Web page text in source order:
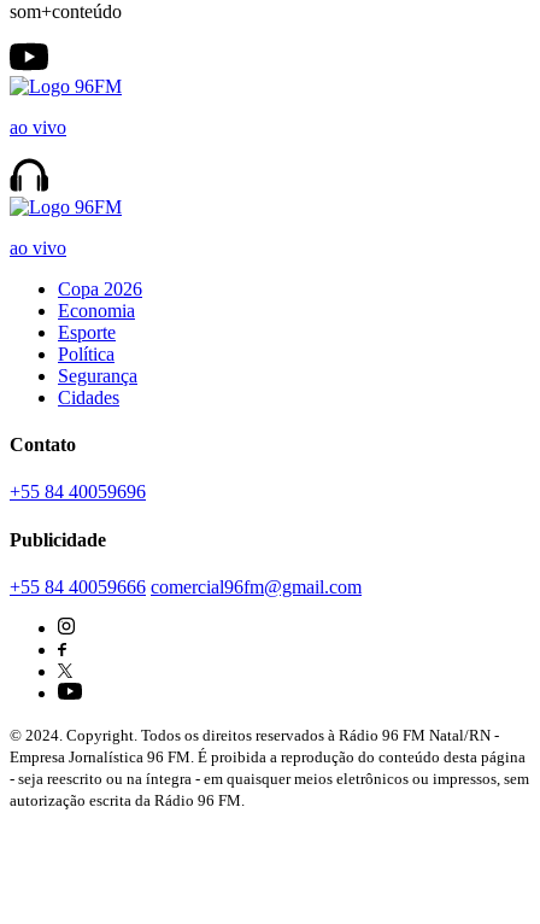
som+conteúdo
ao vivo
ao vivo
Copa 2026
Economia
Esporte
Política
Segurança
Cidades
Contato
+55 84 40059696
Publicidade
+55 84 40059666 comercial96fm@gmail.com
© 2024. Copyright. Todos os direitos reservados à Rádio 96 FM Natal/RN -
Empresa Jornalística 96 FM. É proibida a reprodução do conteúdo desta página
- seja reescrito ou na íntegra - em quaisquer meios eletrônicos ou impressos, sem
autorização escrita da Rádio 96 FM.